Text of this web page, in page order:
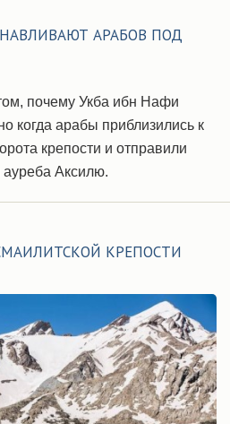
АРАБОВ ПОД
почему Укба ибн Нафи
когда арабы приблизились к
крепости и отправили
Аксилю.
КРЕПОСТИ